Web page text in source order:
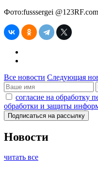
Фото:fusssergei @123RF.com
Все новости Следующая
согласие на обработку
обработки и защиты
Новости
читать все